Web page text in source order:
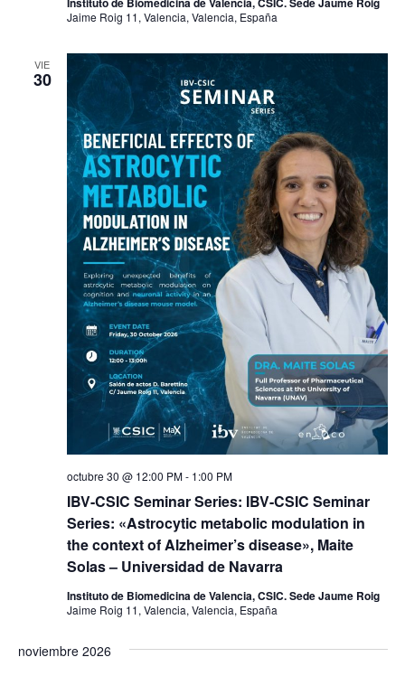
Jaime Roig 11, Valencia, Valencia, España
VIE
30
IBV-CSIC Seminar Series: IBV-CSIC Seminar
Series: «Astrocytic metabolic modulation in
the context of Alzheimer’s disease», Maite
Solas – Universidad de Navarra
octubre 30 @ 12:00 PM- 1:00 PM
Instituto de Biomedicina de Valencia, CSIC. Sede Jaume Roig
Jaime Roig 11, Valencia, Valencia, España
noviembre 2026